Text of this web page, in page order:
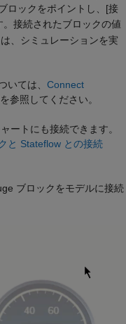
ロックをポイントし、[接
。接続されたブロックの値
、シミュレーションを実
いては、 Connect
を参照してください。
ートにも接続できます。
と Stateflow との接続
ブロックをモデルに接続